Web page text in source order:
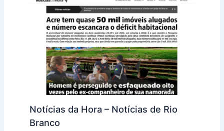
Notícias da Hora – Notícias de Rio
Branco